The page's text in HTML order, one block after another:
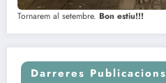
Tornarem al setembre. Bon estiu!!!
Darreres Publicacions